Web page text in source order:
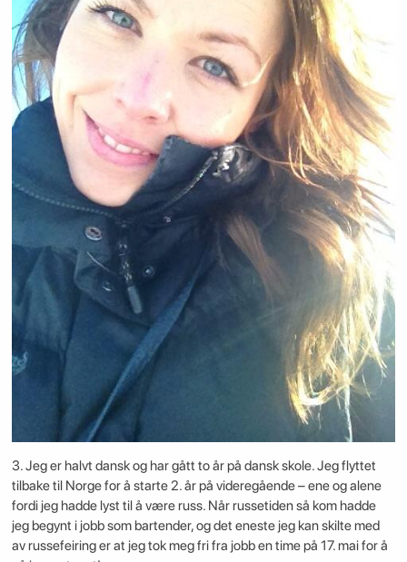
3. Jeg er halvt dansk og har gått to år på dansk skole. Jeg flyttet
tilbake til Norge for å starte 2. år på videregående – ene og alene
fordi jeg hadde lyst til å være russ. Når russetiden så kom hadde
jeg begynt i jobb som bartender, og det eneste jeg kan skilte med
av russefeiring er at jeg tok meg fri fra jobb en time på 17. mai for å